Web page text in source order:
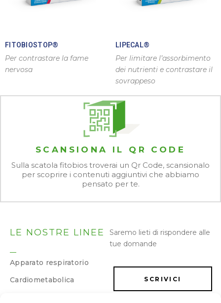
FITOBIOSTOP®
Per contrastare la fame
nervosa
LIPECAL®
Per limitare l’assorbimento
dei nutrienti e contrastare il
sovrappeso
SCANSIONA IL QR CODE
Sulla scatola fitobios troverai un Qr Code, scansionalo
per scoprire i contenuti aggiuntivi che abbiamo
pensato per te.
LE NOSTRE LINEE
Apparato respiratorio
Cardiometabolica
Saremo lieti di rispondere alle
tue domande
SCRIVICI